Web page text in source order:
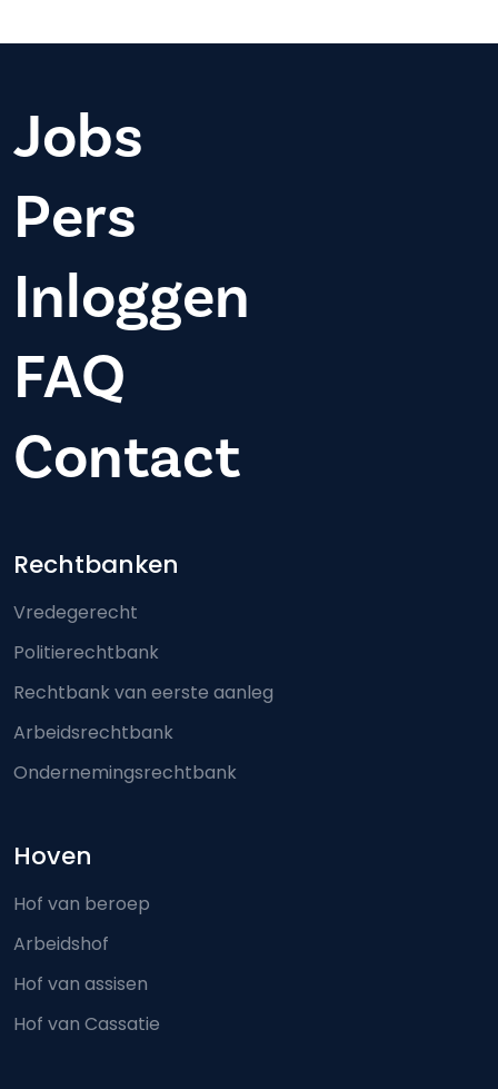
Jobs
Pers
Inloggen
FAQ
Contact
Footer-menu
Rechtbanken
Vredegerecht
Politierechtbank
Rechtbank van eerste aanleg
Arbeidsrechtbank
Ondernemingsrechtbank
Hoven
Hof van beroep
Arbeidshof
Hof van assisen
Hof van Cassatie